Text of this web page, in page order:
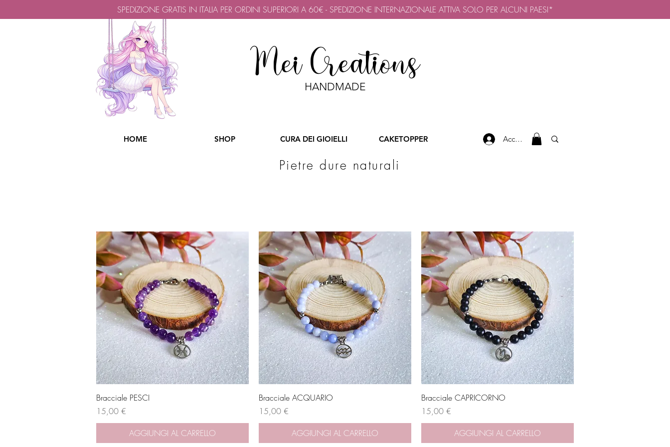
SPEDIZIONE GRATIS IN ITALIA PER ORDINI SUPERIORI A 60€ - SPEDIZIONE INTERNAZIONALE ATTIVA SOLO PER ALCUNI PAESI*
Mei Creations
HANDMADE
HOME SHOP CURA DEI GIOIELLI CAKETOPPER Accedi
Pietre dure naturali
Bracciale PESCI
Prezzo
15,00 €
AGGIUNGI AL CARRELLO
Vista rapida
Bracciale ACQUARIO
Prezzo
15,00 €
AGGIUNGI AL CARRELLO
Vista rapida
Bracciale CAPRICORNO
Prezzo
15,00 €
AGGIUNGI AL CARRELLO